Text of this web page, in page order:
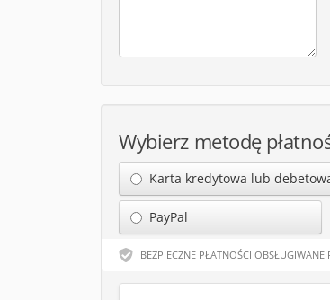
Wybierz metodę
Karta kredytowa lub
PayPal
BEZPIECZNE PŁATNOŚCI OBSŁUGIWANE